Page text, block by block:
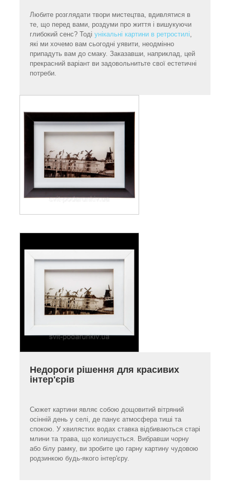
Любите розглядати твори мистецтва, вдивлятися в
те, що перед вами, роздуми про життя і вишукуючи
глибокий сенс? Тоді унікальні картини в ретростилі
які ми хочемо вам сьогодні уявити, неодмінно
припадуть вам до смаку. Заказавши, наприклад, цей
прекрасний варіант ви задовольнитьте свої естетичні
потреби.
Недороги рішення для красивих
інтер'єрів
Сюжет картини являє собою дощовитий вітряний
осінній день у селі, де панує атмосфера тиші та
спокою. У хвилястих водах ставка відбиваються старі
млини та трава, що колишується. Вибравши чорну
або білу рамку, ви зробите цю гарну картину чудовою
родзинкою будь-якого інтер'єру.